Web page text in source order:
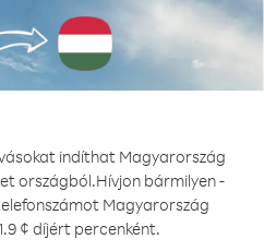
indíthat Magyarország
országból.Hívjon bármilyen -
Magyarország
¢ díjért percenként.